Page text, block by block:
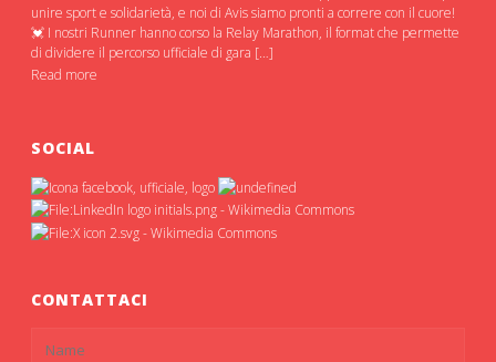
unire sport e solidarietà, e noi di Avis siamo pronti a correre con il cuore!
💓 I nostri Runner hanno corso la Relay Marathon, il format che permette
di dividere il percorso ufficiale di gara […]
Read more
SOCIAL
CONTATTACI